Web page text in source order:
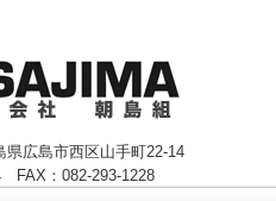
広島市西区山手町22-14
FAX：082-293-1228